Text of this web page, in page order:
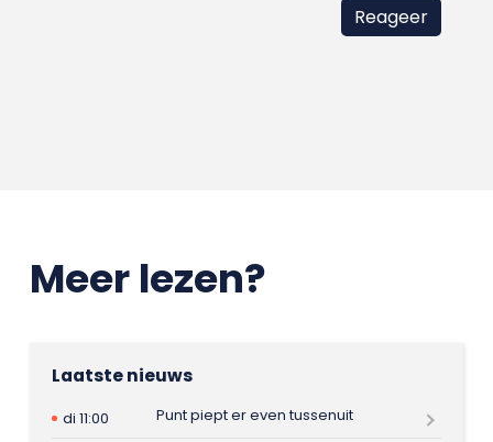
Meer lezen?
Laatste nieuws
di 11:00
Punt piept er even tussenuit